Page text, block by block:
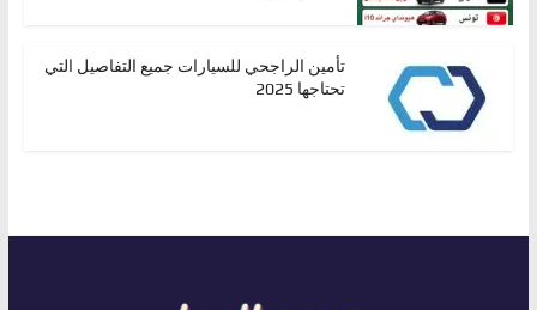
تأمين الراجحي للسيارات جميع التفاصيل التي
تحتاجها 2025